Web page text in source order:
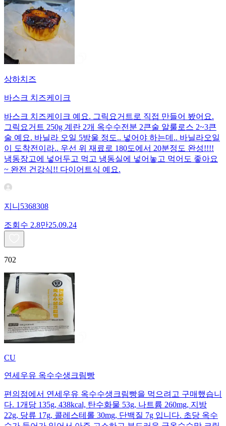
상하치즈
바스크 치즈케이크
바스크 치즈케이크 예요. 그릭요거트로 직접 만들어 봤어요.
그릭요거트 250g 계란 2개 옥수수전분 2큰술 알룰로스 2~3큰
술 예요. 바닐라 오일 5방울 정도.. 넣어야 하는데.. 바닐라오일
이 도착전이라.. 우선 위 재료로 180도에서 20분정도 완성!!!!
냉동장고에 넣어두고 먹고 냉동실에 넣어놓고 먹어도 좋아요
~ 완전 건강식!! 다이어트식 예요.
지니5368308
조회수 2.8만25.09.24
702
CU
연세우유 옥수수생크림빵
편의점에서 연세우유 옥수수생크림빵을 먹으려고 구매했습니
다. 1개당 135g, 438kcal, 탄수화물 53g, 나트륨 260mg, 지방
22g, 당류 17g, 콜레스테롤 30mg, 단백질 7g 입니다. 초당 옥수